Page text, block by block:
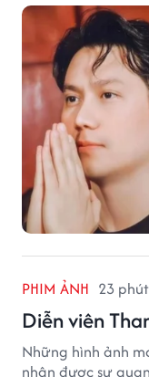
PHIM ẢNH 23
Diễn viên
Những hình ảnh
nhận được sự